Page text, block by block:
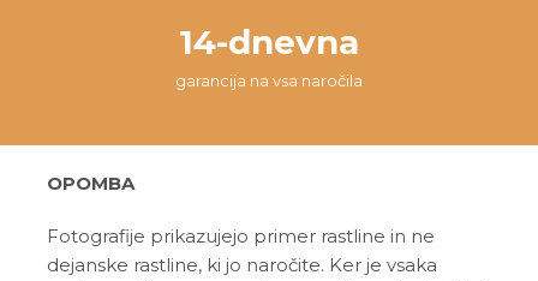
14-dnevna
garancija na vsa naročila
OPOMBA
Fotografije prikazujejo primer rastline in ne
dejanske rastline, ki jo naročite. Ker je vsaka